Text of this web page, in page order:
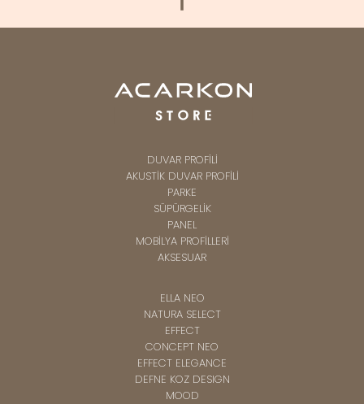
DUVAR PROFİLİ
AKUSTİK DUVAR PROFİLİ
PARKE
SÜPÜRGELİK
PANEL
MOBİLYA PROFİLLERİ
AKSESUAR
ELLA NEO
NATURA SELECT
EFFECT
CONCEPT NEO
EFFECT ELEGANCE
DEFNE KOZ DESIGN
MOOD